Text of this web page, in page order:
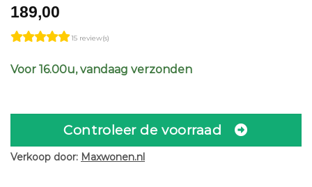
189,00
15 review(s)
Voor 16.00u, vandaag verzonden
Controleer de voorraad
Verkoop door: Maxwonen.nl